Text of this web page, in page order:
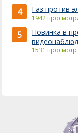
4 Газ против
1942
5
Новинка в
1531 просмотр